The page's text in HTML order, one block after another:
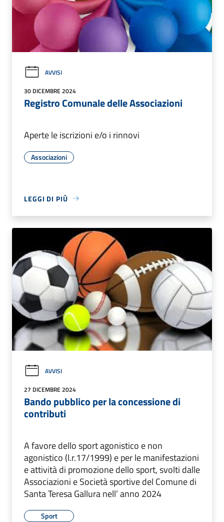
AVVISI
30 DICEMBRE 2024
Registro Comunale delle Associazioni
Aperte le iscrizioni e/o i rinnovi
Associazioni
LEGGI DI PIÙ
AVVISI
27 DICEMBRE 2024
Bando pubblico per la concessione di
contributi
A favore dello sport agonistico e non
agonistico (l.r.17/1999) e per le manifestazioni
e attività di promozione dello sport, svolti dalle
Associazioni e Società sportive del Comune di
Santa Teresa Gallura nell’ anno 2024
Sport